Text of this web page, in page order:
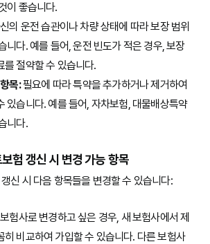
이 좋습니다.
의 운전 습관이나 차량 상태에 따라 보장 범위
니다. 예를 들어, 운전 빈도가 적은 경우, 보장
를 절약할 수 있습니다.
목:필요에 따라 특약을 추가하거나 제거하여
있습니다. 예를 들어, 자차보험, 대물배상특약
니다.
험 갱신 시 변경 가능 항목
신 시 다음 항목들을 변경할 수 있습니다:
험사로 변경하고 싶은 경우, 새 보험사에서 제
히 비교하여 가입할 수 있습니다. 다른 보험사